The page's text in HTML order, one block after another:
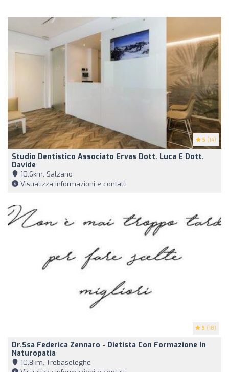
5 (14)
Studio Dentistico Associato Ervas Dott. Luca E Dott.
Davide
10,6km, Salzano
Visualizza informazioni e contatti
5 (18)
Dr.ssa Federica Zennaro - Dietista Con Formazione In
Naturopatia
10,8km, Trebaseleghe